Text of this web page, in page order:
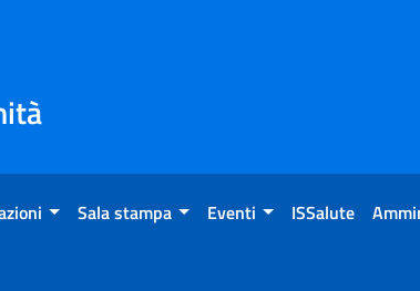
Sala stampa Eventi ISSalute